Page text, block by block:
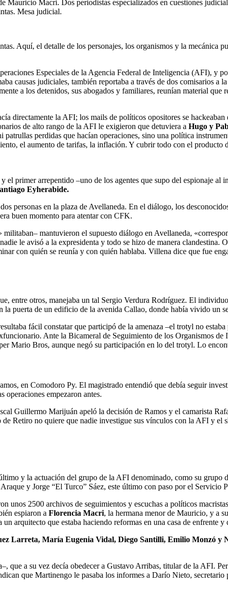
Macri. Dos periodistas especializados en cuestiones
Mesa judicial.
Aquí, el detalle de los personajes, los organismos y la mecánica
Especiales de la Agencia Federal de Inteligencia (AFI), y
causas judiciales, también reportaba a través de dos comisarios a
a los detenidos, sus abogados y familiares, reunían material
directamente la AFI; los mails de políticos opositores se
de alto rango de la AFI le exigieron que detuviera a Hugo y
perdidas que hacían operaciones, sino una política
el aumento de tarifas, la inflación. Y cubrir todo con el producto
y el primer arrepentido –uno de los agentes que supo del espionaje
Eyherabide.
personas en la plaza de Avellaneda. En el diálogo, los
buen momento para atentar con CFK.
mantuvieron el supuesto diálogo en Avellaneda,
le avisó a la expresidenta y todo se hizo de manera clandestina.
con quién se reunía y con quién hablaba. Villena dice que fue
entre otros, manejaba un tal Sergio Verdura Rodríguez. El
puerta de un edificio de la avenida Callao, donde había vivido un
fácil constatar que participó de la amenaza –el trotyl no
Ante la Bicameral de Seguimiento de los Organismos
Mario Bros, aunque negó su participación en lo del trotyl. Lo
en Comodoro Py. El magistrado entendió que debía seguir
operaciones empezaron antes.
Guillermo Marijuán apeló la decisión de Ramos y el camarista
Retiro no quiere que nadie investigue sus vínculos con la AFI y el
y la actuación del grupo de la AFI denominado, como su grupo
y Jorge “El Turco” Sáez, este último con paso por el Servicio
unos 2500 archivos de seguimientos y escuchas a políticos
espiaron a Florencia Macri, la hermana menor de Mauricio, y a
arquitecto que estaba haciendo reformas en una casa de enfrente
Larreta, María Eugenia Vidal, Diego Santilli, Emilio Monzó y
a su vez decía obedecer a Gustavo Arribas, titular de la AFI.
que Martinengo le pasaba los informes a Darío Nieto, secretario